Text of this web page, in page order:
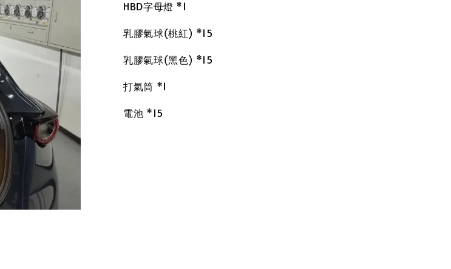
HBD字母燈 *1
乳膠氣球(桃紅) *15
乳膠氣球(黑色) *15
打氣筒 *1
電池 *15